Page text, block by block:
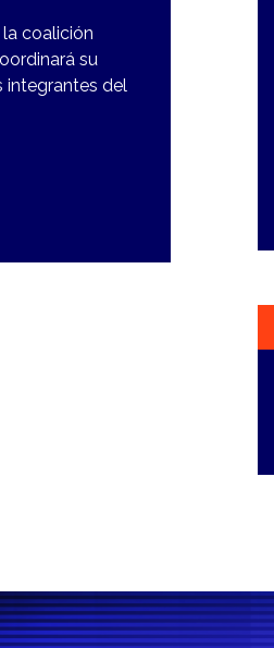
coalición
su
integrantes del